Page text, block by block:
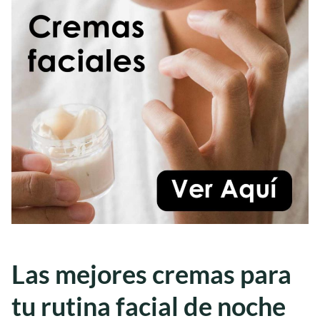
Las mejores cremas para
tu rutina facial de noche